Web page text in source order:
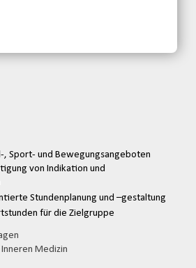
, Sport- und Bewegungsangeboten
von Indikation und
Stundenplanung und –gestaltung
für die Zielgruppe
Medizin